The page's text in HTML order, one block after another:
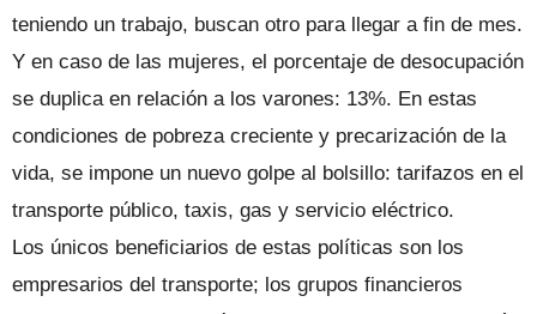
teniendo un trabajo, buscan otro para llegar a fin de mes.
Y en caso de las mujeres, el porcentaje de desocupación
se duplica en relación a los varones: 13%. En estas
condiciones de pobreza creciente y precarización de la
vida, se impone un nuevo golpe al bolsillo: tarifazos en el
transporte público, taxis, gas y servicio eléctrico.
Los únicos beneficiarios de estas políticas son los
empresarios del transporte; los grupos financieros